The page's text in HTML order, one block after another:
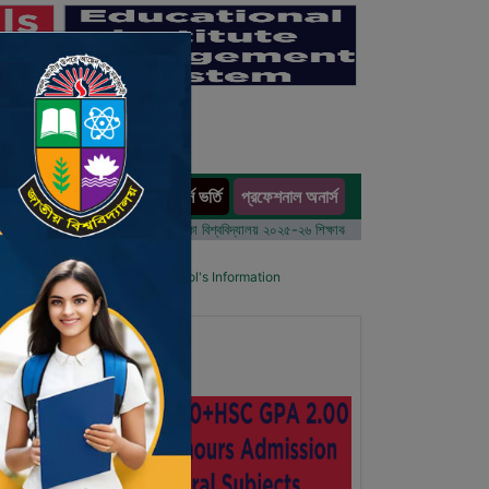
অনার্স ভর্তি প্রফেশনাল অনার্স
ভর্তি আবেদন বিজ্ঞপ্তি ঢাকা বিশ্ববিদ্যালয় ২০২৫-২৬ শিক্ষাবর্ষে আন্ডারগ্র্যাজুয়েট প্রোগ্রামে ভর্তি
Details Primary School's Information